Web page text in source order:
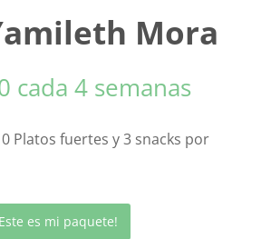
Mora
cada 4 semanas
Platos fuertes y 3 snacks por
Este es mi paquete!